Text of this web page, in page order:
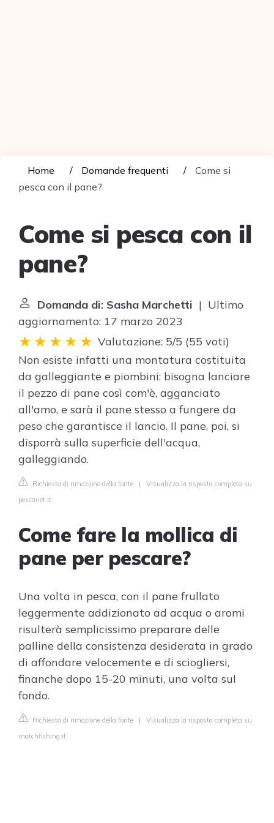
Home Domande frequenti
Come si
pesca con il pane?
Come si pesca con il
pane?
Domanda di: Sasha Marchetti | Ultimo
aggiornamento: 17 marzo 2023
Valutazione: 5/5 (55 voti)
Non esiste infatti una montatura costituita
da galleggiante e piombini: bisogna lanciare
il pezzo di pane così com'è, agganciato
all'amo, e sarà il pane stesso a fungere da
peso che garantisce il lancio. Il pane, poi, si
disporrà sulla superficie dell'acqua,
galleggiando.
Richiesta di rimozione della fonte | Visualizza la risposta completa su
pescanet.it
Come fare la mollica di
pane per pescare?
Una volta in pesca, con il pane frullato
leggermente addizionato ad acqua o aromi
risulterà semplicissimo preparare delle
palline della consistenza desiderata in grado
di affondare velocemente e di sciogliersi,
finanche dopo 15-20 minuti, una volta sul
fondo.
Richiesta di rimozione della fonte | Visualizza la risposta completa su
matchfishing.it